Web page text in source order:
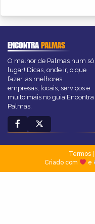
ENCONTRAPALMAS
O melhor de Palmas num só
lugar! Dicas, onde ir, o que
fazer, as melhores
empresas, locais, serviços e
muito mais no guia Encontra
Palmas.
Termos|
Criado com
e